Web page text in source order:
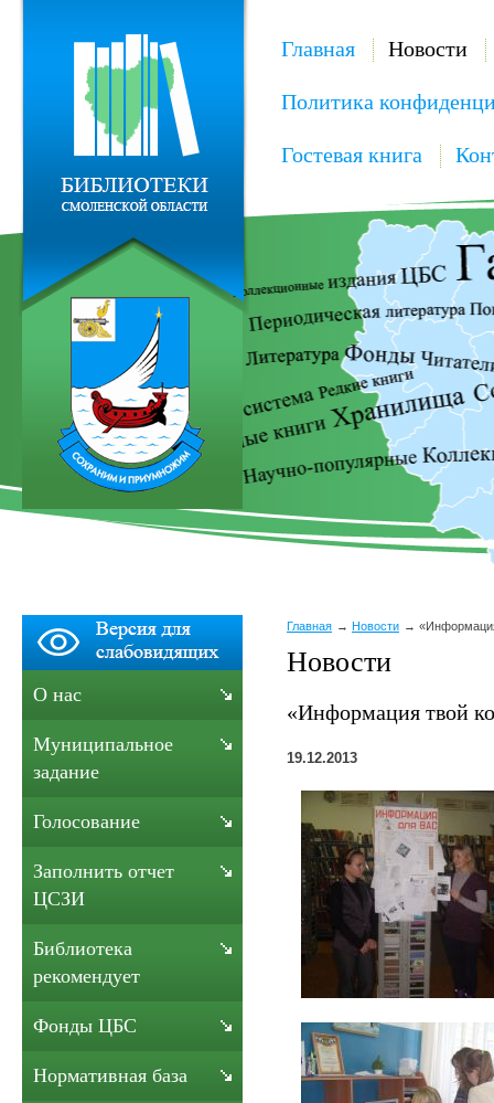
Главная Новости
Политика
Гостевая книга
Главная Новости
Новости
«Информация твой
19.12.2013
О нас
Муниципальное
задание
Голосование
Заполнить отчет
ЦСЗИ
Библиотека
рекомендует
Фонды ЦБС
Нормативная база